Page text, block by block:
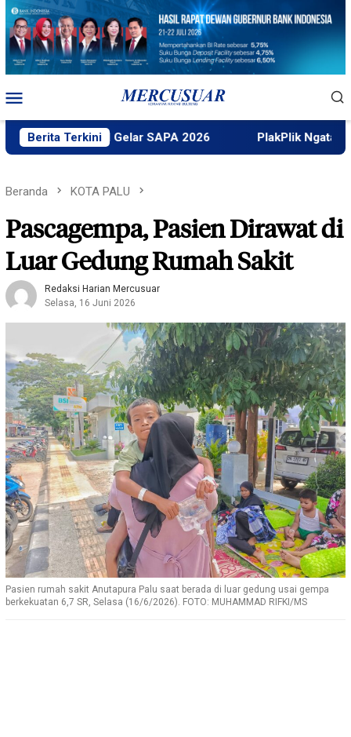
Loncat
konten
Mobile
Berita Terkini
Untad Gelar SAPA 2026 PlakPlik Ngataku
Beranda KOTA PALU
Pascagempa, Pasien Dirawat di
Luar Gedung Rumah Sakit
Redaksi Harian Mercusuar
Selasa, 16 Juni 2026
Pasien rumah sakit Anutapura Palu saat berada di luar gedung usai gempa
berkekuatan 6,7 SR, Selasa (16/6/2026). FOTO: MUHAMMAD RIFKI/MS